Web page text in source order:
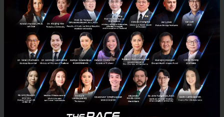
E-mail :contact@techsauce.co
Tel : 02-001-5375
Mobile : 06-4658-9500